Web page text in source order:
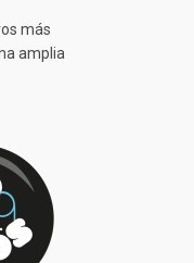
más
amplia